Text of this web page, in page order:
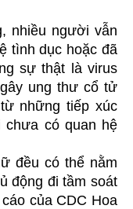
nhiều người vẫn
tình dục hoặc đã
sự thật là virus
ung thư cổ tử
những tiếp xúc
chưa có quan hệ
đều có thể nằm
động đi tầm soát
của CDC Hoa